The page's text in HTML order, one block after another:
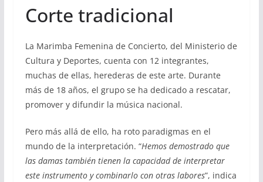
Corte tradicional
La Marimba Femenina de Concierto, del Ministerio de
Cultura y Deportes, cuenta con 12 integrantes,
muchas de ellas, herederas de este arte. Durante
más de 18 años, el grupo se ha dedicado a rescatar,
promover y difundir la música nacional.
Pero más allá de ello, ha roto paradigmas en el
mundo de la interpretación. “Hemos demostrado que
las damas también tienen la capacidad de interpretar
este instrumento y combinarlo con otras labores”, indica